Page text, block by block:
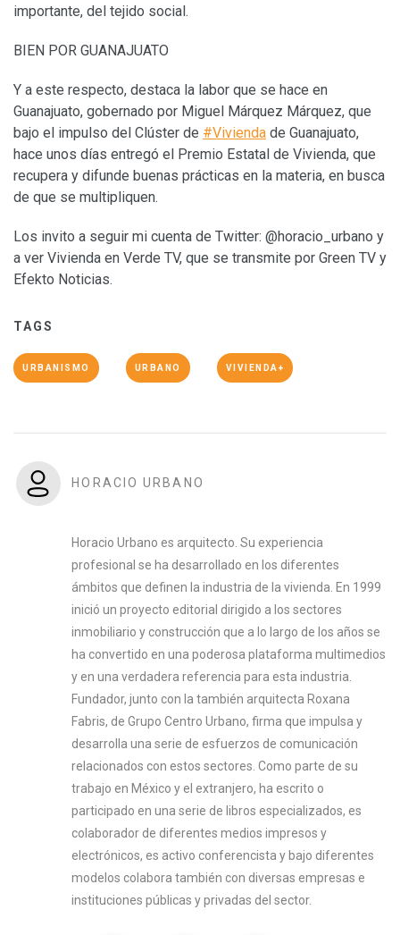
importante, del tejido social.
BIEN POR GUANAJUATO
Y a este respecto, destaca la labor que se hace en
Guanajuato, gobernado por Miguel Márquez Márquez, que
bajo el impulso del Clúster de #Vivienda de Guanajuato,
hace unos días entregó el Premio Estatal de Vivienda, que
recupera y difunde buenas prácticas en la materia, en busca
de que se multipliquen.
Los invito a seguir mi cuenta de Twitter: @horacio_urbano y
a ver Vivienda en Verde TV, que se transmite por Green TV y
Efekto Noticias.
TAGS
URBANISMO URBANO VIVIENDA+
HORACIO URBANO
Horacio Urbano es arquitecto. Su experiencia
profesional se ha desarrollado en los diferentes
ámbitos que definen la industria de la vivienda. En 1999
inició un proyecto editorial dirigido a los sectores
inmobiliario y construcción que a lo largo de los años se
ha convertido en una poderosa plataforma multimedios
y en una verdadera referencia para esta industria.
Fundador, junto con la también arquitecta Roxana
Fabris, de Grupo Centro Urbano, firma que impulsa y
desarrolla una serie de esfuerzos de comunicación
relacionados con estos sectores. Como parte de su
trabajo en México y el extranjero, ha escrito o
participado en una serie de libros especializados, es
colaborador de diferentes medios impresos y
electrónicos, es activo conferencista y bajo diferentes
modelos colabora también con diversas empresas e
instituciones públicas y privadas del sector.